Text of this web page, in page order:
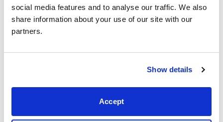
social media features and to analyse our traffic. We also
share information about your use of our site with our
partners.
Show details
Accept
Thecost of deliveryfor each product is included in the
price of the product.
besondere Vorkehrungen kontaktieren Sie uns bitte.
flach verpackt und unmontiert
Standardlieferungen erfolgen montags bis freitags
zwischen 8.00 und 18.00 Uhr.